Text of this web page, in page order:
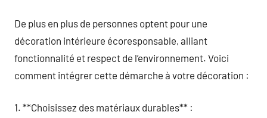
De plus en plus de personnes optent pour une
décoration intérieure écoresponsable, alliant
fonctionnalité et respect de l’environnement. Voici
comment intégrer cette démarche à votre décoration :
1. **Choisissez des matériaux durables** :